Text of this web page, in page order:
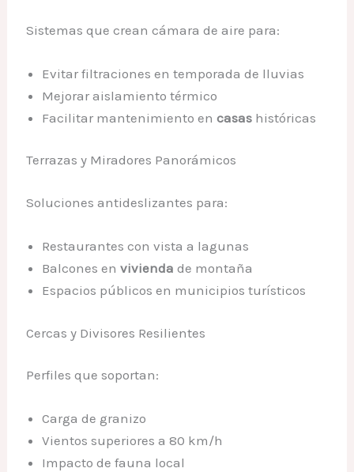
Sistemas que crean cámara de aire para:
Evitar filtraciones en temporada de lluvias
Mejorar aislamiento térmico
Facilitar mantenimiento encasas históricas
Terrazas y Miradores Panorámicos
Soluciones antideslizantes para:
Restaurantes con vista a lagunas
Balcones envivienda de montaña
Espacios públicos en municipios turísticos
Cercas y Divisores Resilientes
Perfiles que soportan:
Carga de granizo
Vientos superiores a 80 km/h
Impacto de fauna local